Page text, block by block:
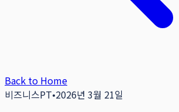
Back to Home
비즈니스PT•2026년 3월 21일